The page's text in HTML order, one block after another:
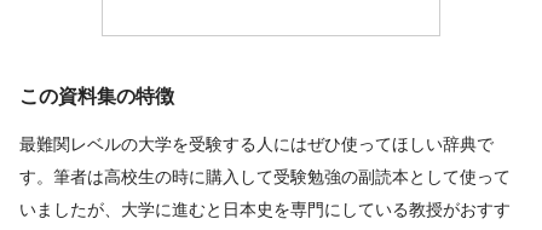
この資料集の特徴
最難関レベルの大学を受験する人にはぜひ使ってほしい辞典で
す。筆者は高校生の時に購入して受験勉強の副読本として使って
いましたが、大学に進むと日本史を専門にしている教授がおすす